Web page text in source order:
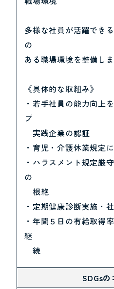
多様な社員が活躍でき
の
ある職場環境を整備しま
《具体的な取組み》
・若手社員の能力向上
プ
実践企業の認証
・育児・介護休業規定
・ハラスメント規定厳
の
根絶
・定期健康診断実施・
・年間５日の有給取得
継
続
SDGs